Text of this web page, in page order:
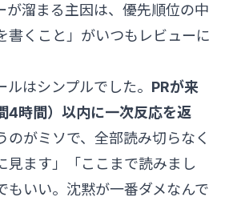
が溜まる主因は、優先順位の中
書くこと」がいつもレビューに
はシンプルでした。 PRが来
4時間）以内に一次反応を返
のがミソで、全部読み切らなく
見ます」「ここまで読みまし
もいい。沈黙が一番ダメなんで